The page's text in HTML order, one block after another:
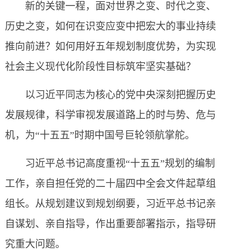
新的关键一程，面对世界之变、时代之变、
历史之变，如何在识变应变中把宏大的事业持续
推向前进？如何用好五年规划制度优势，为实现
社会主义现代化阶段性目标筑牢坚实基础？
以习近平同志为核心的党中央深刻把握历史
发展规律，科学审视发展道路上的时与势、危与
机，为“十五五”时期中国号巨轮领航掌舵。
习近平总书记高度重视“十五五”规划的编制
工作，亲自担任党的二十届四中全会文件起草组
组长。从规划建议到规划纲要，习近平总书记亲
自谋划、亲自指导，作出重要部署指示，指导研
究重大问题。